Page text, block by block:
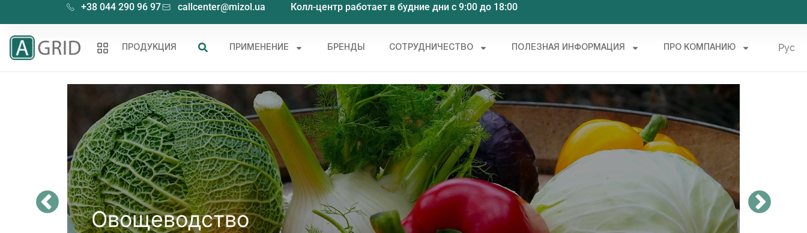
+38 044 290 96 97 callcenter@mizol.ua Колл-центр работает в будние дни с 9:00 до 18:00
ПРОДУКЦИЯ ПРИМЕНЕНИЕ БРЕНДЫ СОТРУДНИЧЕСТВО ПОЛЕЗНАЯ ИНФОРМАЦИЯ ПРО КОМПАНИЮ Рус
Укр
Овощеводство